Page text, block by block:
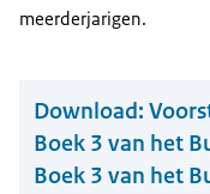
meerderjarigen.
Download:
Boek 3 van het
Boek 3 van het